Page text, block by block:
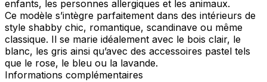
enfants, les personnes allergiques et les animaux.
Ce modèle s’intègre parfaitement dans des intérieurs de
style shabby chic, romantique, scandinave ou même
classique. Il se marie idéalement avec le bois clair, le
blanc, les gris ainsi qu’avec des accessoires pastel tels
que le rose, le bleu ou la lavande.
Informations complémentaires